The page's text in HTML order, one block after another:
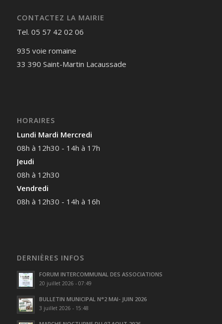
CONTACTEZ LA MAIRIE
Tel. 05 57 42 02 06
935 voie romaine
33 390 Saint-Martin Lacaussade
HORAIRES
Lundi Mardi Mercredi
08h à 12h30 - 14h à 17h
Jeudi
08h à 12h30
Vendredi
08h à 12h30 - 14h à 16h
DERNIÈRES INFOS
FORUM INTERCOMMUNAL DES ASSOCIATIONS
20 juillet 2026 - 07:49
BULLETIN MUNICIPAL N°2 MAI- JUIN 2026
3 juillet 2026 - 15:48